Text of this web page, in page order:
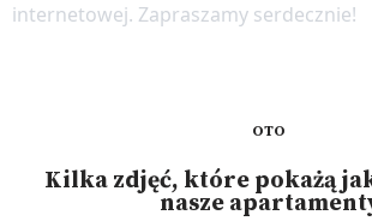
internetowej. Zapraszamy serdecznie!
OTO
Kilka zdjęć, które pokażą
nasze